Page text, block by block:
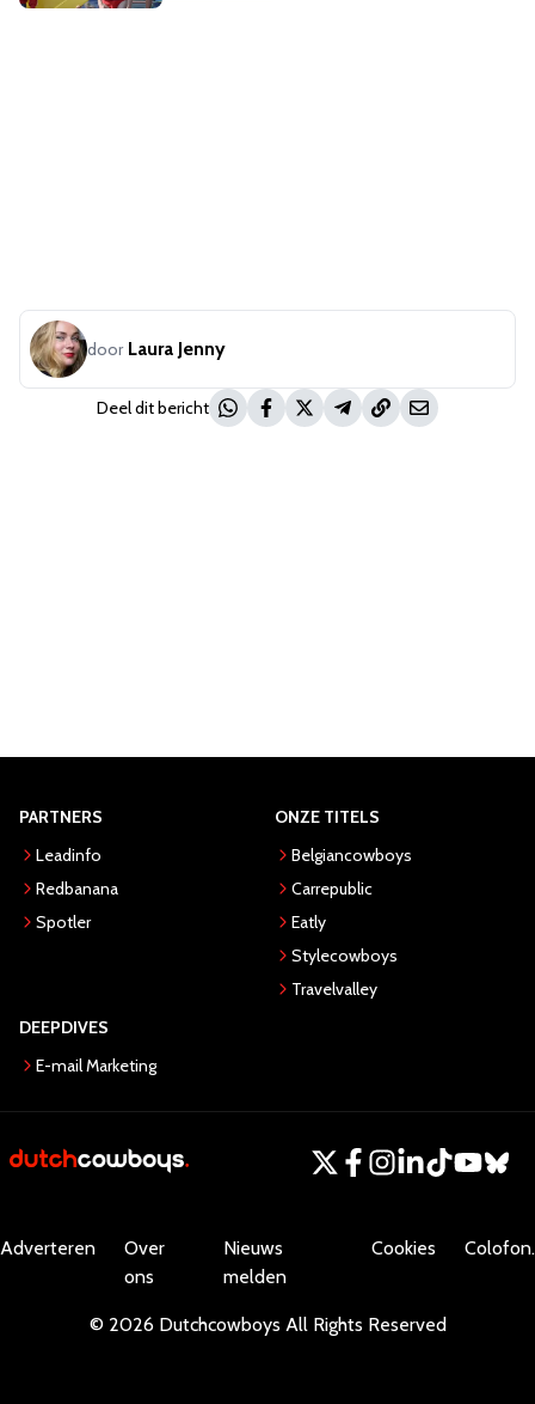
door Laura Jenny
Deel dit bericht
PARTNERS
Leadinfo
Redbanana
Spotler
ONZE TITELS
Belgiancowboys
Carrepublic
Eatly
Stylecowboys
Travelvalley
DEEPDIVES
E-mail Marketing
Adverteren
Over
ons
Nieuws
melden
Cookies Colofon.
© 2026 Dutchcowboys All Rights Reserved